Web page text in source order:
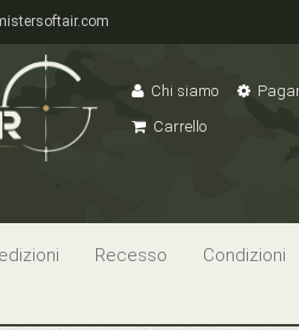
Chi siamo
Carrello
Recesso Condizioni